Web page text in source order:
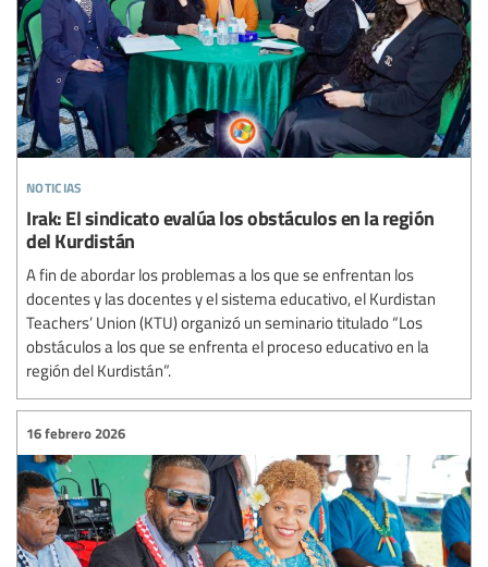
noticias
Irak: El sindicato evalúa los obstáculos en la región
del Kurdistán
A fin de abordar los problemas a los que se enfrentan los
docentes y las docentes y el sistema educativo, el Kurdistan
Teachers’ Union (KTU) organizó un seminario titulado “Los
obstáculos a los que se enfrenta el proceso educativo en la
región del Kurdistán”.
16 febrero 2026